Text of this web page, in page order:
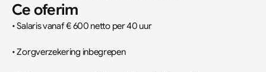
Ce oferim
• Salaris vanaf € 600 netto per 40 uur
• Zorgverzekering inbegrepen